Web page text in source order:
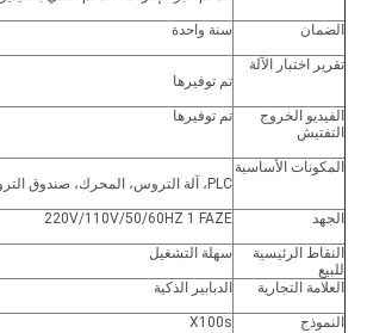
الضمان سنة واحدة
تقرير اختبار الآلة
تم توفيرها
الفيديو الخروج
التفتيش
تم توفيرها
المكونات الأساسية
PLC، آلة التروس، المحرك، صندوق التروس
الجهد 220V/110V/50/60HZ 1 FAZE
النقاط الرئيسية
للبيع
سهلة التشغيل
العلامة التجارية الدبابير الذكية
النموذج X100s